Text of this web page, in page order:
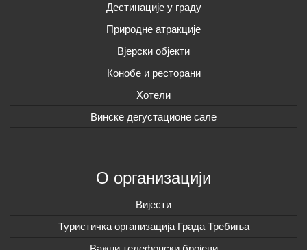
Дестинације у граду
Природне атракције
Вјерски објекти
Конобе и ресторани
Хотели
Винске дегустационе сале
О организацији
Вијeсти
Туристичка организација Града Требиња